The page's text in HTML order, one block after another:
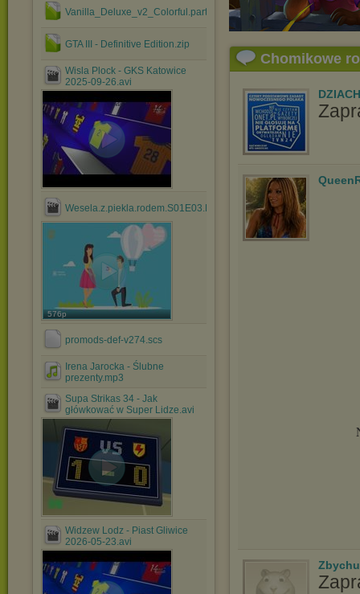
Vanilla_Deluxe_v2_Colorful.part1.rar
GTA III - Definitive Edition.zip
Wisla Plock - GKS Katowice
2025-09-26.avi
Wesela.z.piekla.rodem.S01E03.PL.TVRip.x264.mp4
576p
promods-def-v274.scs
Irena Jarocka - Ślubne
prezenty.mp3
Supa Strikas 34 - Jak
główkować w Super Lidze.avi
Widzew Lodz - Piast Gliwice
2026-05-23.avi
Chomikowe